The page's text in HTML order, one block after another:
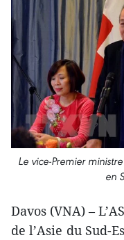
Le vice-Premier
en
Davos (VNA) –
de l’Asie du Sud-